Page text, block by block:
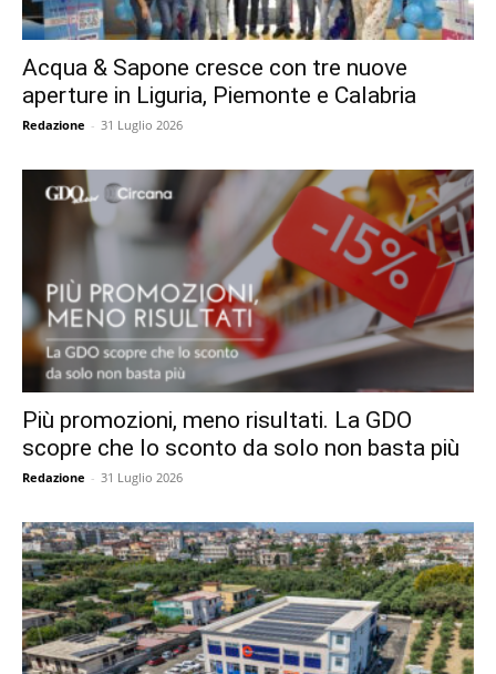
Acqua & Sapone cresce con tre nuove
aperture in Liguria, Piemonte e Calabria
Redazione - 31 Luglio 2026
Più promozioni, meno risultati. La GDO
scopre che lo sconto da solo non basta più
Redazione - 31 Luglio 2026